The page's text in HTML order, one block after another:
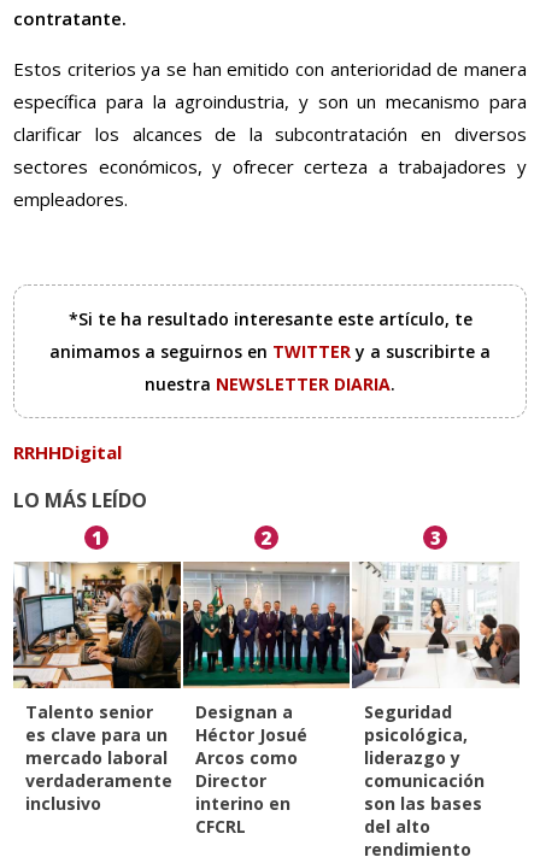
contratante.
Estos criterios ya se han emitido con anterioridad de manera
específica para la agroindustria, y son un mecanismo para
clarificar los alcances de la subcontratación en diversos
sectores económicos, y ofrecer certeza a trabajadores y
empleadores.
*Si te ha resultado interesante este artículo, te
animamos a seguirnos en TWITTERy a suscribirte a
nuestra NEWSLETTER DIARIA.
RRHHDigital
LO MÁS LEÍDO
1
Talento senior
es clave para un
mercado laboral
verdaderamente
inclusivo
2
Designan a
Héctor Josué
Arcos como
Director
interino en
CFCRL
3
Seguridad
psicológica,
liderazgo y
comunicación
son las bases
del alto
rendimiento